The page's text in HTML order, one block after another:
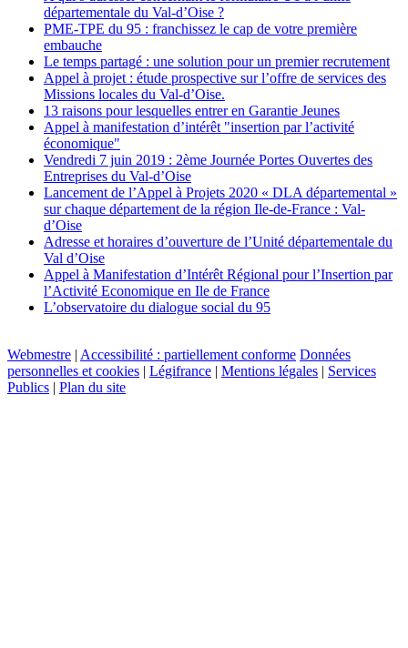
départementale du Val-d’Oise ?
PME-TPE du 95 : franchissez le cap de votre première
embauche
Le temps partagé : une solution pour un premier recrutement
Appel à projet : étude prospective sur l’offre de services des
Missions locales du Val-d’Oise.
13 raisons pour lesquelles entrer en Garantie Jeunes
Appel à manifestation d’intérêt "insertion par l’activité
économique"
Vendredi 7 juin 2019 : 2ème Journée Portes Ouvertes des
Entreprises du Val-d’Oise
Lancement de l’Appel à Projets 2020 « DLA départemental »
sur chaque département de la région Ile-de-France : Val-
d’Oise
Adresse et horaires d’ouverture de l’Unité départementale du
Val d’Oise
Appel à Manifestation d’Intérêt Régional pour l’Insertion par
l’Activité Economique en Ile de France
L’observatoire du dialogue social du 95
Webmestre | Accessibilité : partiellement conforme Données
personnelles et cookies | Légifrance | Mentions légales | Services
Publics | Plan du site